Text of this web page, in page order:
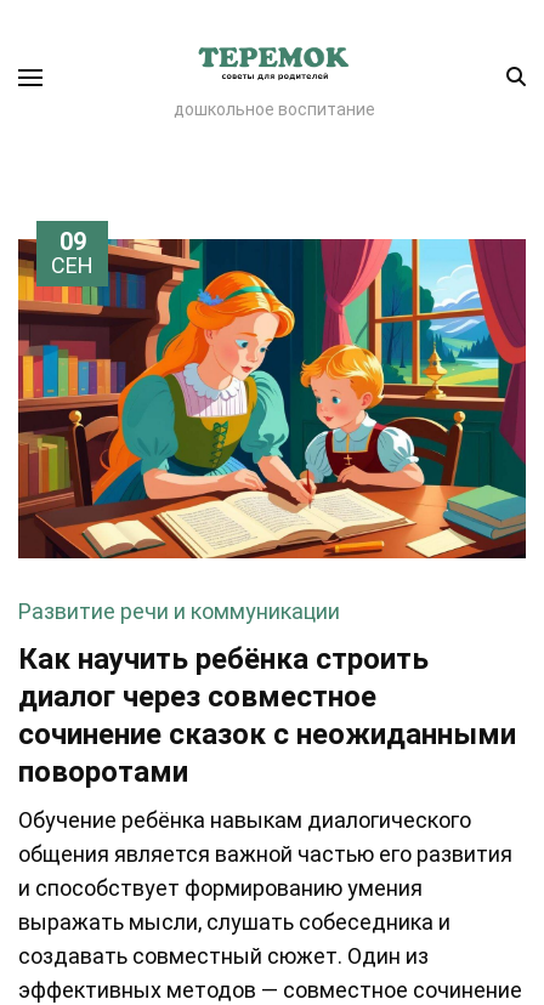
дошкольное воспитание
09
СЕН
Развитие речи и коммуникации
Как научить ребёнка строить
диалог через совместное
сочинение сказок с неожиданными
поворотами
Обучение ребёнка навыкам диалогического
общения является важной частью его развития
и способствует формированию умения
выражать мысли, слушать собеседника и
создавать совместный сюжет. Один из
эффективных методов — совместное сочинение